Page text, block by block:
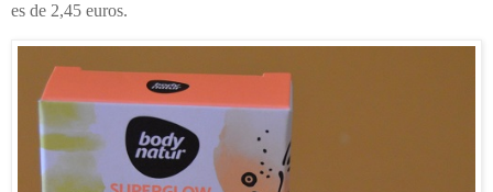
es de 2,45 euros.